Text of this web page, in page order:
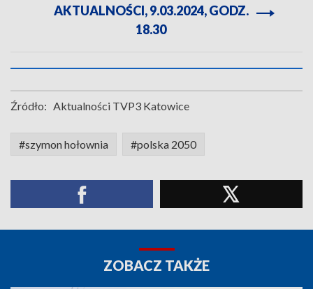
AKTUALNOŚCI, 9.03.2024, GODZ.
18.30
Źródło: Aktualności TVP3 Katowice
#szymon hołownia #polska 2050
ZOBACZ TAKŻE